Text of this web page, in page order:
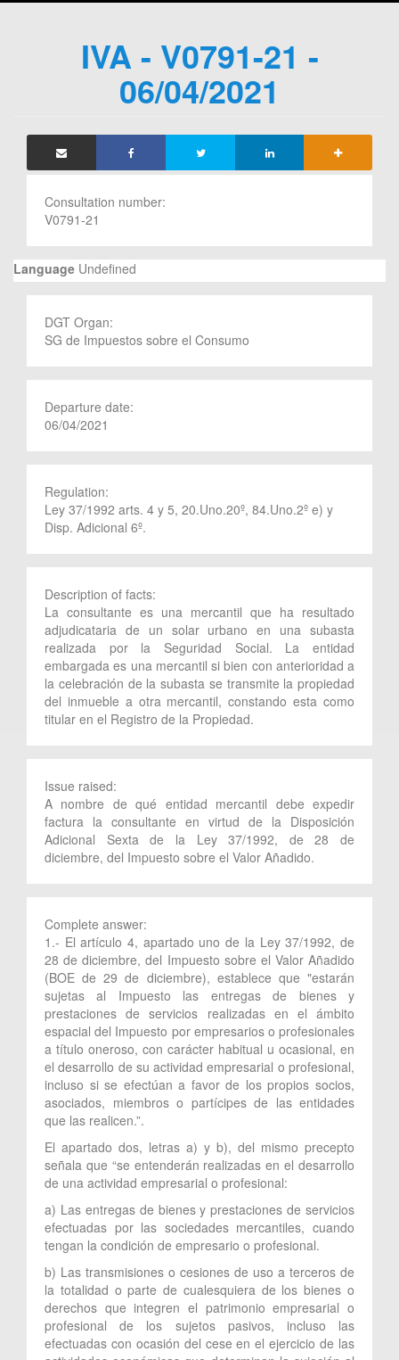
IVA - V0791-21 -
06/04/2021
Consultation number:
V0791-21
Language Undefined
DGT Organ:
SG de Impuestos sobre el Consumo
Departure date:
06/04/2021
Regulation:
Ley 37/1992 arts. 4 y 5, 20.Uno.20º, 84.Uno.2º e) y
Disp. Adicional 6º.
Description of facts:
La consultante es una mercantil que ha resultado
adjudicataria de un solar urbano en una subasta
realizada por la Seguridad Social. La entidad
embargada es una mercantil si bien con anterioridad a
la celebración de la subasta se transmite la propiedad
del inmueble a otra mercantil, constando esta como
titular en el Registro de la Propiedad.
Issue raised:
A nombre de qué entidad mercantil debe expedir
factura la consultante en virtud de la Disposición
Adicional Sexta de la Ley 37/1992, de 28 de
diciembre, del Impuesto sobre el Valor Añadido.
Complete answer:
1.- El artículo 4, apartado uno de la Ley 37/1992, de
28 de diciembre, del Impuesto sobre el Valor Añadido
(BOE de 29 de diciembre), establece que "estarán
sujetas al Impuesto las entregas de bienes y
prestaciones de servicios realizadas en el ámbito
espacial del Impuesto por empresarios o profesionales
a título oneroso, con carácter habitual u ocasional, en
el desarrollo de su actividad empresarial o profesional,
incluso si se efectúan a favor de los propios socios,
asociados, miembros o partícipes de las entidades
que las realicen.”.
El apartado dos, letras a) y b), del mismo precepto
señala que “se entenderán realizadas en el desarrollo
de una actividad empresarial o profesional:
a) Las entregas de bienes y prestaciones de servicios
efectuadas por las sociedades mercantiles, cuando
tengan la condición de empresario o profesional.
b) Las transmisiones o cesiones de uso a terceros de
la totalidad o parte de cualesquiera de los bienes o
derechos que integren el patrimonio empresarial o
profesional de los sujetos pasivos, incluso las
efectuadas con ocasión del cese en el ejercicio de las